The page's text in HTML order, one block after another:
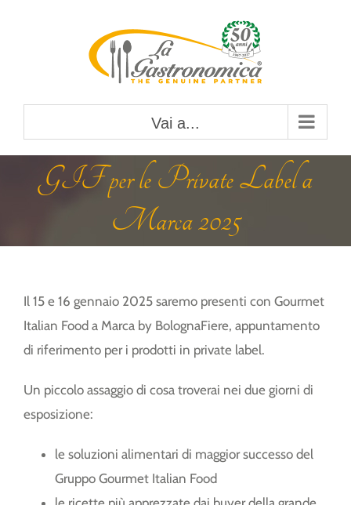
Vai a...
GIF per le Private Label a
Marca 2025
Il 15 e 16 gennaio 2025 saremo presenti con Gourmet
Italian Food a Marca by BolognaFiere, appuntamento
di riferimento per i prodotti in private label.
Un piccolo assaggio di cosa troverai nei due giorni di
esposizione:
le soluzioni alimentari di maggior successo del
Gruppo Gourmet Italian Food